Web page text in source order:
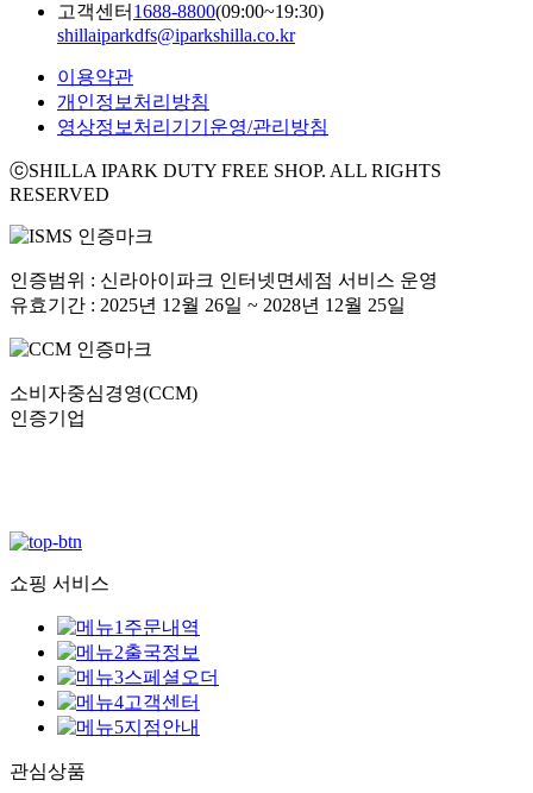
고객센터 1688-8800(09:00~19:30)
shillaiparkdfs@iparkshilla.co.kr
이용약관
개인정보처리방침
영상정보처리기기운영/관리방침
ⓒSHILLA IPARK DUTY FREE SHOP. ALL RIGHTS
RESERVED
인증범위 : 신라아이파크 인터넷면세점 서비스 운영
유효기간 : 2025년 12월 26일 ~ 2028년 12월 25일
소비자중심경영(CCM)
인증기업
쇼핑 서비스
주문내역
출국정보
스페셜오더
고객센터
지점안내
관심상품